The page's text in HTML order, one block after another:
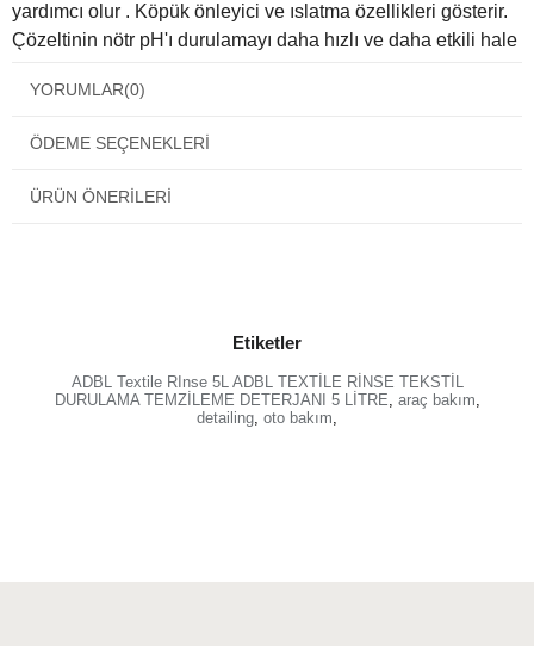
yardımcı olur . Köpük önleyici ve ıslatma özellikleri gösterir.
Çözeltinin nötr pH'ı durulamayı daha hızlı ve daha etkili hale
kalıntılarından arındırır.
YORUMLAR(0)
ÖDEME SEÇENEKLERI
ÜRÜN ÖNERILERI
Etiketler
ADBL Textile RInse 5L ADBL TEXTİLE RİNSE TEKSTİL
DURULAMA TEMZİLEME DETERJANI 5 LİTRE, araç bakım,
detailing, oto bakım,